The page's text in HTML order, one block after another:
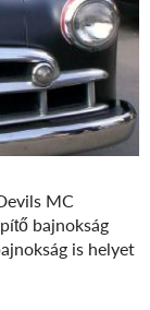
MC
bajnokság
is helyet